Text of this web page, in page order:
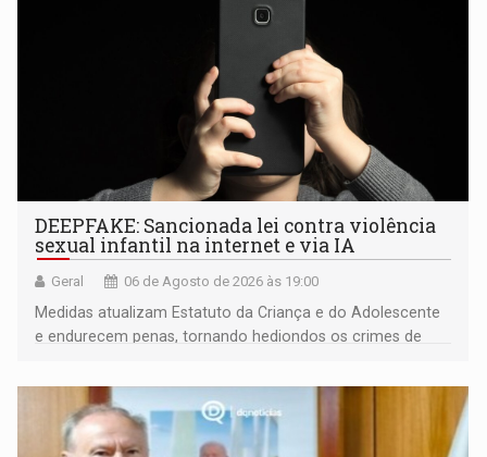
DEEPFAKE: Sancionada lei contra violência
sexual infantil na internet e via IA
Geral 06 de Agosto de 2026 às 19:00
Medidas atualizam Estatuto da Criança e do Adolescente
e endurecem penas, tornando hediondos os crimes de